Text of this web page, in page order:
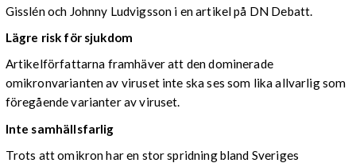
Gisslén och Johnny Ludvigsson i en artikel på DN Debatt.
Lägre risk för sjukdom
Artikelförfattarna framhäver att den dominerade
omikronvarianten av viruset inte ska ses som lika allvarlig som
föregående varianter av viruset.
Inte samhällsfarlig
Trots att omikron har en stor spridning bland Sveriges